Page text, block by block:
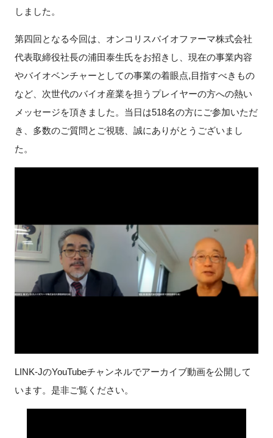
インタビュー・コラム
ニュース・掲示板
LINK-Jを知る
特別会員
しました。
第四回となる今回は、オンコリスバイオファーマ株式会社
代表取締役社長の浦田泰生氏をお招きし、現在の事業内容
やバイオベンチャーとしての事業の着眼点,目指すべきもの
など、次世代のバイオ産業を担うプレイヤーの方への熱い
メッセージを頂きました。当日は518名の方にご参加いただ
き、多数のご質問とご視聴、誠にありがとうございまし
た。
LINK-JのYouTubeチャンネルでアーカイブ動画を公開して
います。是非ご覧ください。